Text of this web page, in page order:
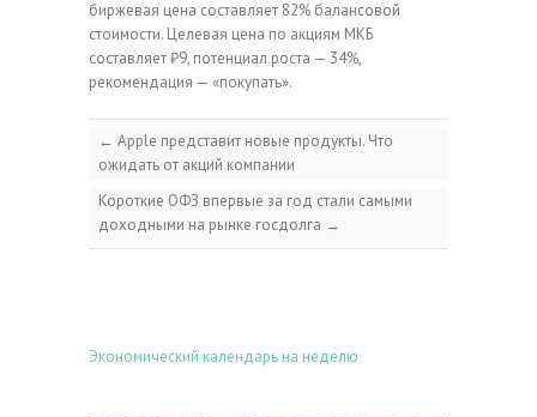
биржевая цена составляет 82% балансовой
стоимости. Целевая цена по акциям МКБ
составляет ₽9, потенциал роста — 34%,
рекомендация — «покупать».
← Apple представит новые продукты. Что
ожидать от акций компании
Короткие ОФЗ впервые за год стали самыми
доходными на рынке госдолга →
Экономический календарь на неделю